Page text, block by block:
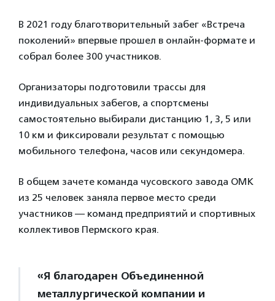
В 2021 году благотворительный забег «Встреча
поколений» впервые прошел в онлайн-формате и
собрал более 300 участников.
Организаторы подготовили трассы для
индивидуальных забегов, а спортсмены
самостоятельно выбирали дистанцию 1, 3, 5 или
10 км и фиксировали результат с помощью
мобильного телефона, часов или секундомера.
В общем зачете команда чусовского завода ОМК
из 25 человек заняла первое место среди
участников — команд предприятий и спортивных
коллективов Пермского края.
«Я благодарен Объединенной
металлургической компании и